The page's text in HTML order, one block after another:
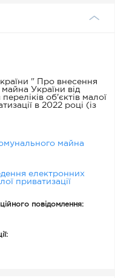
" Про внесення
України від
об'єктів малої
в 2022 році (із
майна
електронних
приватизації
повідомлення: